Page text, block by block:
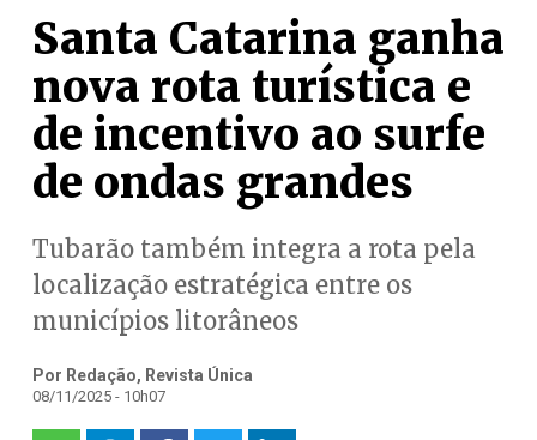
Santa Catarina ganha
nova rota turística e
de incentivo ao surfe
de ondas grandes
Tubarão também integra a rota pela
localização estratégica entre os
municípios litorâneos
Por Redação, Revista Única
08/11/2025 - 10h07